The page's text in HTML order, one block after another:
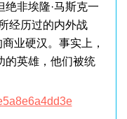
非埃隆·马斯克一
经历过的内外战
业硬汉。事实上，
的英雄，他们被统